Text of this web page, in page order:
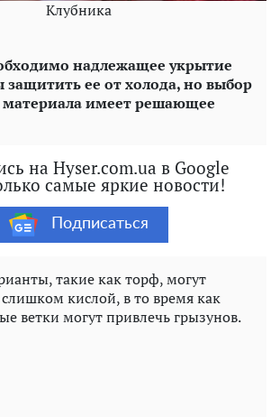
Клубника
надлежащее укрытие
ее от холода, но выбор
материала имеет решающее
на Hyser.com.ua в Google
самые яркие новости!
Подписаться
такие как торф, могут
слишком кислой, в то время как
ветки могут привлечь грызунов.